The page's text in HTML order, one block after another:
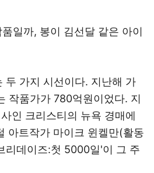
일까, 봉이 김선달 같은 아이
두 가지 시선이다. 지난해 가
작품가가 780억원이었다. 지
인 크리스티의 뉴욕 경매에
아트작가 마이크 윈켈만(활동
리데이즈:첫 5000일'이 그 주